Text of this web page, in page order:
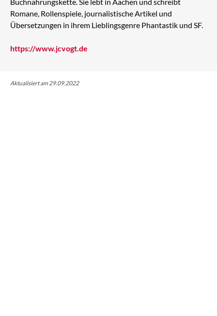
Romane, Rollenspiele, journalistische Artikel und
Übersetzungen in ihrem Lieblingsgenre Phantastik und SF.
https://www.jcvogt.de
Aktualisiert am 29.09.2022